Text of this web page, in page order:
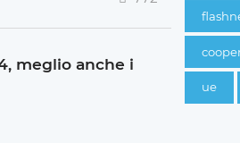
meglio anche i
ue